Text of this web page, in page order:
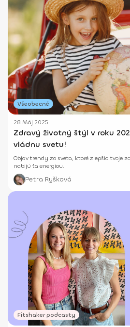
Všeobecné
28 Máj 2025
Zdravý životný štýl v roku
vládnu svetu!
Objav trendy zo sveta, ktoré zlepšia tvoje
nabijú ťa energiou.
Petra Ryšková
Fitshaker podcasty